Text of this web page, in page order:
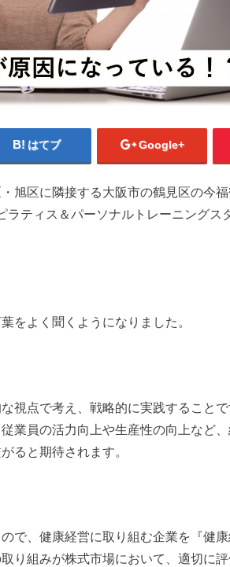
はてブ Google+
旭区に隣接する大阪市の鶴見区の今
ティス＆パーソナルトレーニングス
をよく聞くようになりました。
視点で考え、戦略的に実践すること
業員の活力向上や生産性の向上など
ると期待されます。
で、健康経営に取り組む企業を『健
り組みが株式市場において、適切に